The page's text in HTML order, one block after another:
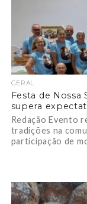
GERAL
Festa de
supera
Redação Evento
tradições na
participação de